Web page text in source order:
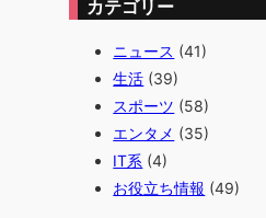
カテゴリー
ニュース (41)
生活 (39)
スポーツ (58)
エンタメ (35)
IT系 (4)
お役立ち情報 (49)